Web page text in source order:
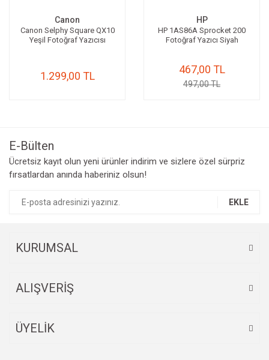
Canon
Canon Selphy Square QX10
Yeşil Fotoğraf Yazıcısı
1.299,00 TL
HP
HP 1AS86A Sprocket 200
Fotoğraf Yazıcı Siyah
467,00 TL
497,00 TL
E-Bülten
Ücretsiz kayıt olun yeni ürünler indirim ve sizlere özel sürpriz
fırsatlardan anında haberiniz olsun!
EKLE
KURUMSAL
ALIŞVERİŞ
ÜYELİK